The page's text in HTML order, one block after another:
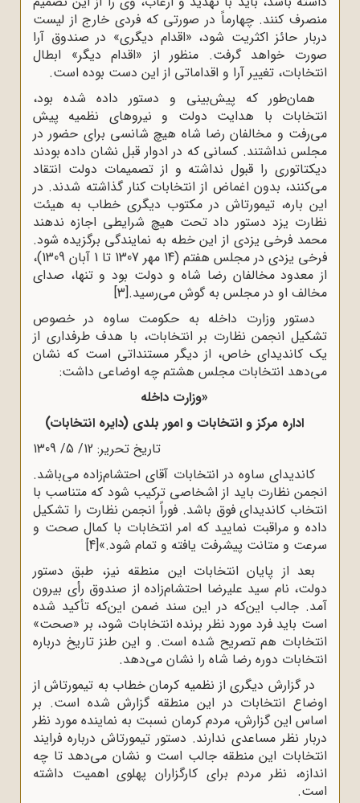
منصرف کنند. چهارماً در صورتی که فردی خارج از لیست
دربار حائز اکثریت شود، «اقدام دیگری» در صندوق آرا
صورت خواهد گرفت. منظور از «اقدام دیگر» ابطال
انتخابات، تغییر آرا و اقداماتی از این دست بوده است.
همان‌طور که پیش‌بینی و دستور داده شده بود،
انتخابات با هدایت دولت و نیروهای نظمیه پیش
می‌رفت و مخالفان رضا شاه هیچ شانسی برای حضور در
مجلس نداشتند. کسانی که در ادوار قبل نشان داده بودند
دیکتاتوری را قبول نداشته و از تصمیمات دولت انتقاد
می‌کنند، بدون اغماض از انتخابات کنار گذاشته شدند. در
این باره، تیمورتاش در مکتوب دیگری خطاب به هیئت
نظارت یزد دستور داد تحت هیچ شرایطی اجازه ندهند
محمد فرخی یزدی از این خطه به نمایندگی برگزیده شود.
فرخی یزدی در مجلس هفتم (14 مهر 1307 تا 1 آبان 1309)،
از معدود مخالفان رضا شاه و دولت بود و تنها، صدای
مخالف او در مجلس به گوش می‌رسید.[3]
دستور وزارت داخله به حکومت ساوه در خصوص
تشکیل انجمن نظارت بر انتخابات، با هدف طرفداری از
یک کاندیدای خاص، از دیگر مستنداتی است که نشان
می‌دهد انتخابات مجلس هشتم چه اوضاعی داشت:
«وزارت داخله
اداره مرکز و انتخابات و امور بلدی (دایره انتخابات)
تاریخ تحریر: 12/ 5/ 1309
کاندیدای ساوه در انتخابات آقای احتشام‌زاده می‌باشد.
انجمن نظارت باید از اشخاصی ترکیب شود که متناسب با
انتخاب کاندیدای فوق باشد. فوراً انجمن نظارت را تشکیل
داده و مراقبت نمایید که امر انتخابات با کمال صحت و
سرعت و متانت پیشرفت یافته و تمام شود.»[4]
بعد از پایان انتخابات این منطقه نیز، طبق دستور
دولت، نام سید علیرضا احتشام‌زاده از صندوق رأی بیرون
آمد. جالب این‌که در این سند ضمن این‌که تأکید شده
است باید فرد مورد نظر برنده انتخابات شود، بر «صحت»
انتخابات هم تصریح شده است. و این طنز تاریخ درباره
انتخابات دوره رضا شاه را نشان می‌دهد.
در گزارش دیگری از نظمیه کرمان خطاب به تیمورتاش از
اوضاع انتخابات در این منطقه گزارش شده است. بر
اساس این گزارش، مردم کرمان نسبت به نماینده مورد نظر
دربار نظر مساعدی ندارند. دستور تیمورتاش درباره فرایند
انتخابات این منطقه جالب است و نشان می‌دهد تا چه
اندازه، نظر مردم برای کارگزاران پهلوی اهمیت داشته
است.